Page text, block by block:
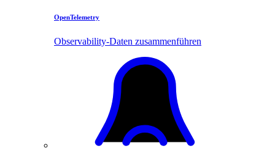
OpenTelemetry
Observability-Daten zusammenführen